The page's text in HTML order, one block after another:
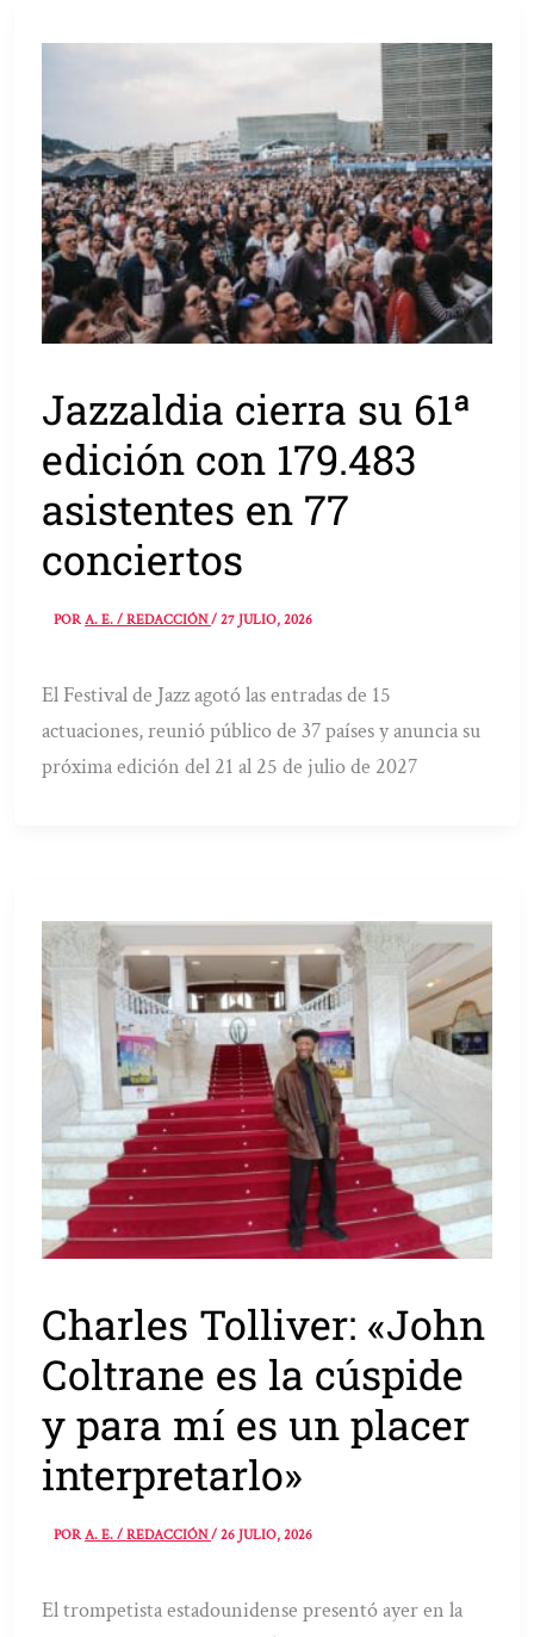
Jazzaldia cierra su 61ª
edición con 179.483
asistentes en 77
conciertos
PORA. E. / REDACCIÓN/27 JULIO, 2026
El Festival de Jazz agotó las entradas de 15
actuaciones, reunió público de 37 países y anuncia su
próxima edición del 21 al 25 de julio de 2027
Charles Tolliver: «John
Coltrane es la cúspide
y para mí es un placer
interpretarlo»
PORA. E. / REDACCIÓN/26 JULIO, 2026
El trompetista estadounidense presentó ayer en la